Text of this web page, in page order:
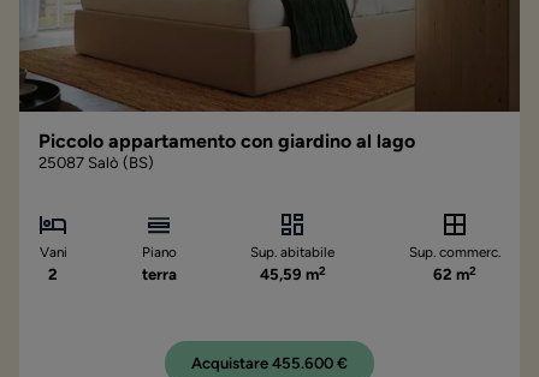
Piccolo appartamento con giardino al lago
25087 Salò (BS)
Vani
2
Piano
terra
Sup. abitabile
45,59 m2
Sup. commerc.
62 m2
Acquistare 455.600 €